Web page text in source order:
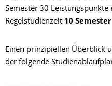
Semester 30
Regelstudienzeit 10 Semester
Einen prinzipiellen Überblick
der folgende